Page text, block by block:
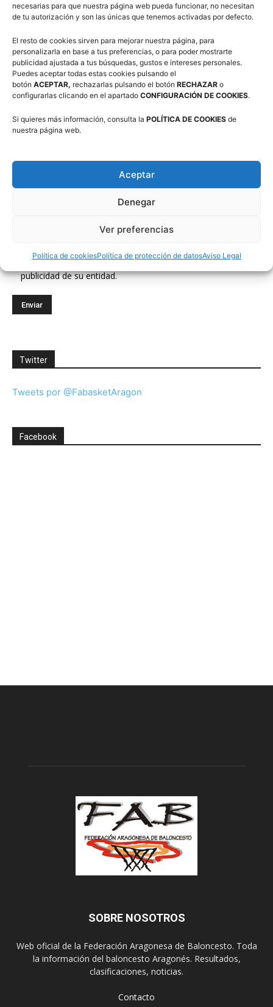
necesarias para que nuestra página web pueda funcionar, no necesitan
de tu autorización y son las únicas que tenemos activadas por defecto.
El resto de cookies sirven para mejorar nuestra página, para
personalizarla en base a tus preferencias, o para poder mostrarte
publicidad ajustada a tus búsquedas, gustos e intereses personales.
Puedes aceptar todas estas cookies pulsando el
botón ACEPTAR, rechazarlas pulsando el botón RECHAZAR o
configurarlas clicando en el apartado CONFIGURACIÓN DE COOKIES.
Si quieres más información, consulta la POLÍTICA DE COOKIES de
nuestra página web.
Aceptar
Denegar
Ver preferencias
Política de cookiesPolítica de protección de datosAviso Legal
Síguenos en Redes Sociales
Consiento el uso de mis datos personales para recibir
publicidad de su entidad.
Twitter
Tweets por @FabasketAragon
Facebook
SOBRE NOSOTROS
Web oficial de la Federación Aragonesa de Baloncesto. Toda
la información del baloncesto Aragonés. Resultados,
clasificaciones, noticias.
Contacto